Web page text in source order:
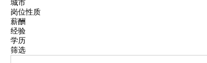
城市
岗位性质
薪酬
经验
学历
筛选